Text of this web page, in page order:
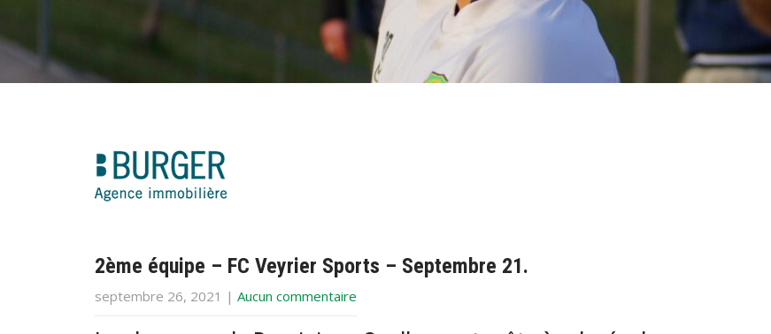
2ème équipe – FC Veyrier Sports – Septembre 21.
septembre 26, 2021 | Aucun commentaire